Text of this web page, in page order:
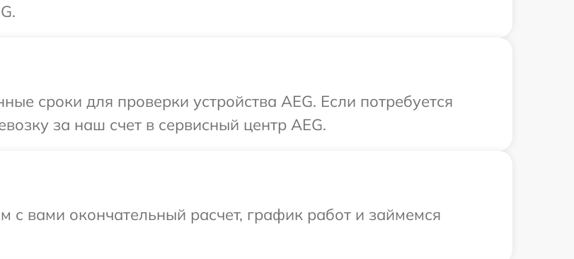
сроки для проверки устройства AEG. Если потребуется
за наш счет в сервисный центр AEG.
с вами окончательный расчет, график работ и займемся